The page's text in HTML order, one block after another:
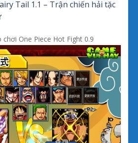
Tail 1.1 – Trận chiến hải tặc
chơi One Piece Hot Fight 0.9